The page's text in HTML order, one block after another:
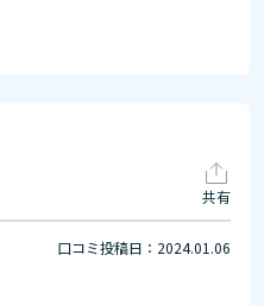
共有
口コミ投稿日：2024.01.06